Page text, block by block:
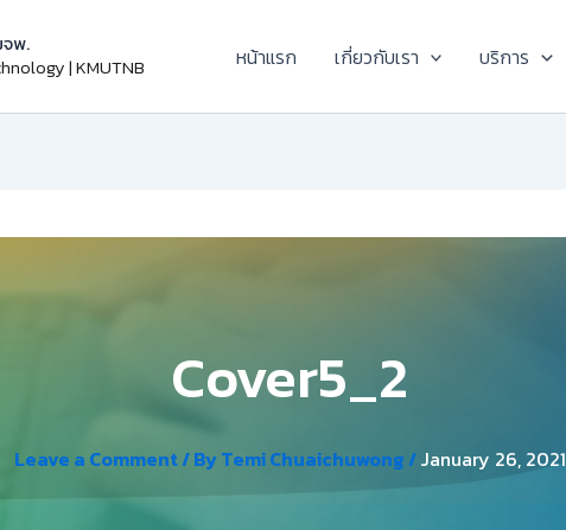
พ.
| KMUTNB
หน้าแรก เกี่ยวกับเรา บริการ
Cover5_2
Leave a Comment/ ByTemi Chuaichuwong/January 26, 2021